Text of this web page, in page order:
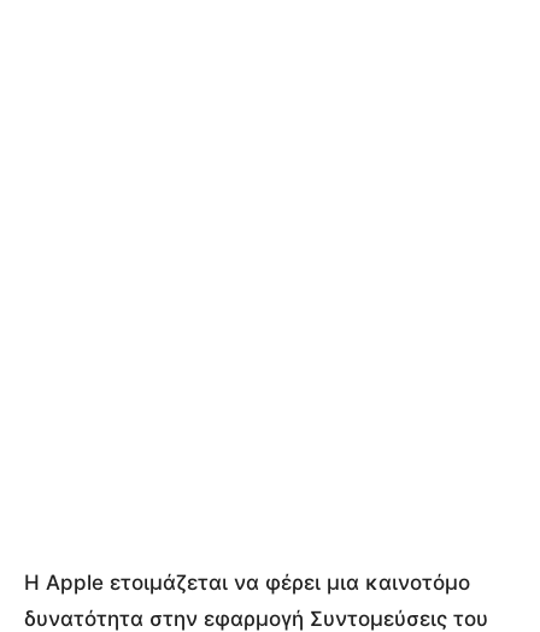
Η Apple ετοιμάζεται να φέρει μια καινοτόμο
δυνατότητα στην εφαρμογή Συντομεύσεις του